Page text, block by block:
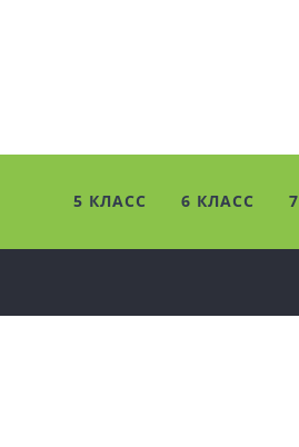
5 КЛАСС 6 КЛАСС